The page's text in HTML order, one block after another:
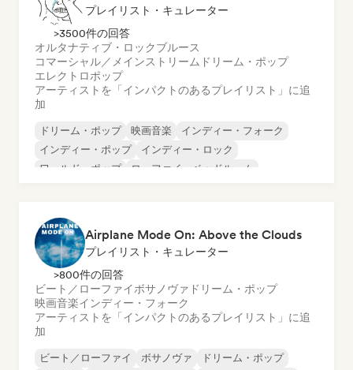
プレイリスト・キュレーター
>3500件の回答
オルタナティブ・ロックブルース
コマーシャル／メインストリーム ドリーム・ポップ
エレクトロポップ
アーティストを「インパクトのあるプレイリスト」に追
加
ドリーム・ポップ 映画音楽
インディー・フォーク
インディー・ポップ
インディー・ロック
ワールド・ポップ
ローファイ・ベッドルーム
Airplane Mode On: Above the Clouds
プレイリスト・キュレーター
>800件の回答
ビート／ローファイボサノヴァ ドリーム・ポップ
映画音楽インディー・フォーク
アーティストを「インパクトのあるプレイリスト」に追
加
ビート／ローファイ ボサノヴァ
ドリーム・ポップ